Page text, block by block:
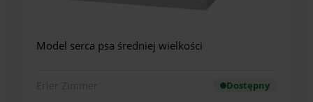
Model serca psa średniej wielkości
Dostępny